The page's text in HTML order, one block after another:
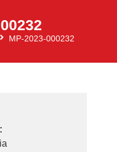
MP-2023-000232